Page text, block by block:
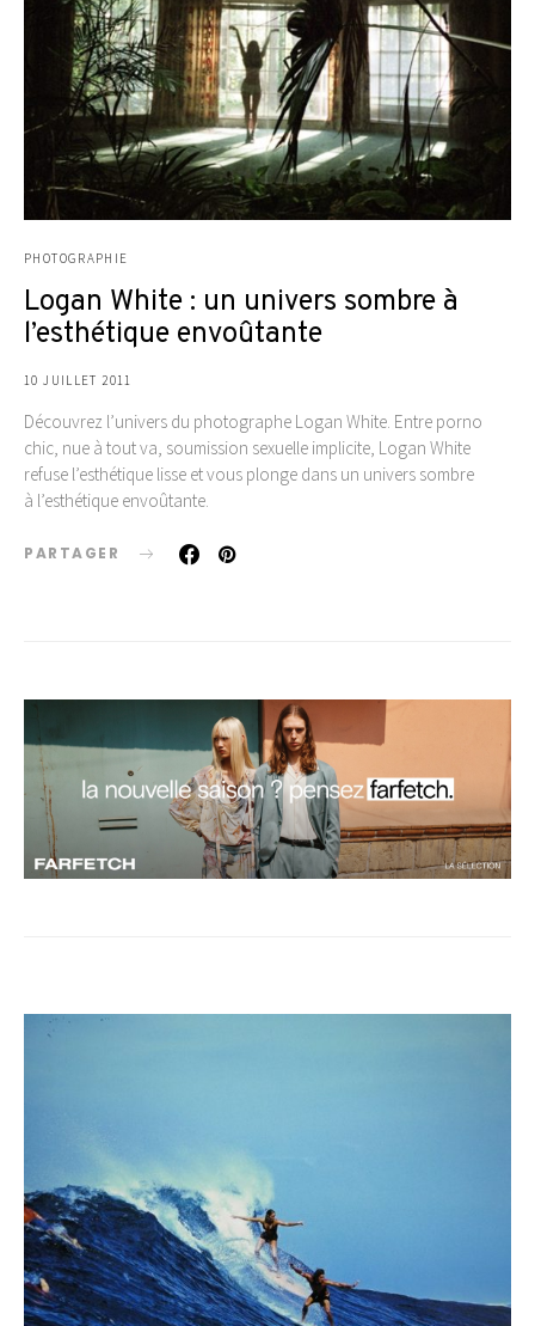
PHOTOGRAPHIE
Logan White : un univers sombre à
l’esthétique envoûtante
10 JUILLET 2011
Découvrez l’univers du photographe Logan White. Entre porno
chic, nue à tout va, soumission sexuelle implicite, Logan White
refuse l’esthétique lisse et vous plonge dans un univers sombre
à l’esthétique envoûtante.
PARTAGER